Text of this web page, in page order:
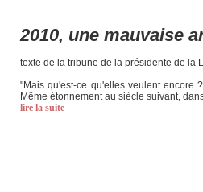
2010, une mauvaise
texte de la tribune de la présidente de la
"Mais qu'est-ce qu'elles veulent encore
Même étonnement au siècle suivant,
lire la suite